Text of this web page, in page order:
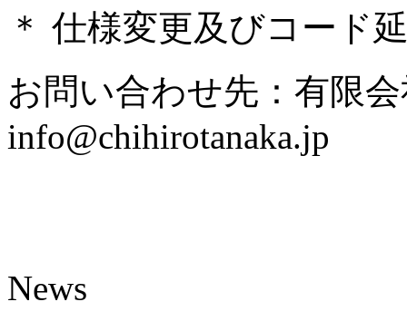
＊ 仕様変更及びコード
お問い合わせ先：有限
info@chihirotanaka.jp
News